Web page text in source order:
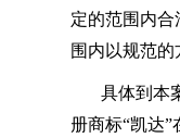
定的范围内
围内以规范
具体到本
册商标“凯达